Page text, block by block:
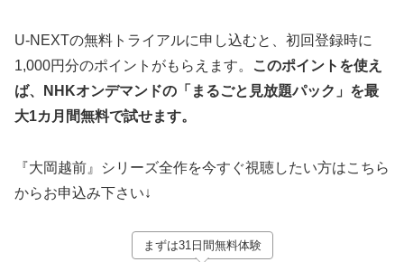
U-NEXTの無料トライアルに申し込むと、初回登録時に
1,000円分のポイントがもらえます。
このポイントを使え
ば、NHKオンデマンドの「まるごと見放題パック」を最
大1カ月間無料で試せます。
『大岡越前』シリーズ全作を今すぐ視聴したい方はこちら
からお申込み下さい↓
まずは31日間無料体験